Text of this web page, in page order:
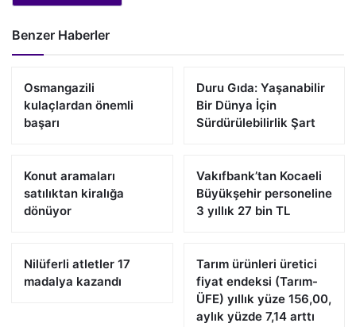
Benzer Haberler
Osmangazili
kulaçlardan önemli
başarı
Duru Gıda: Yaşanabilir
Bir Dünya İçin
Sürdürülebilirlik Şart
Konut aramaları
satılıktan kiralığa
dönüyor
Vakıfbank’tan Kocaeli
Büyükşehir personeline
3 yıllık 27 bin TL
Nilüferli atletler 17
madalya kazandı
Tarım ürünleri üretici
fiyat endeksi (Tarım-
ÜFE) yıllık yüze 156,00,
aylık yüzde 7,14 arttı